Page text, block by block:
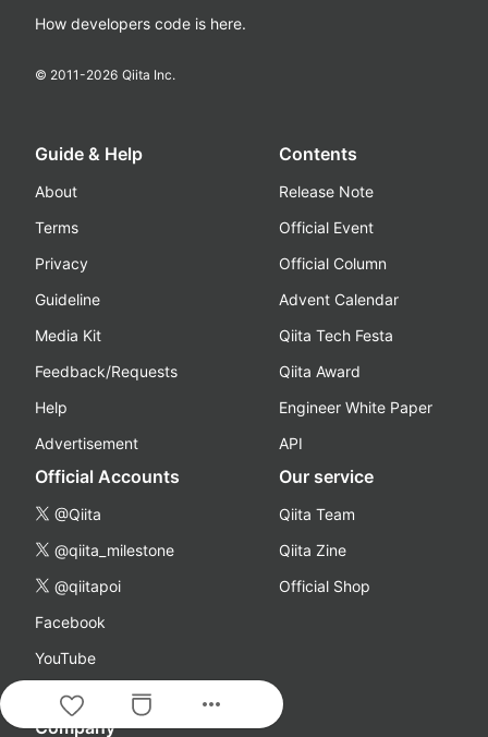
more_horiz
How developers code is here.
© 2011-2026 Qiita Inc.
Guide & Help
About
Terms
Privacy
Guideline
Media Kit
Feedback/Requests
Help
Advertisement
Contents
Release Note
Official Event
Official Column
Advent Calendar
Qiita Tech Festa
Qiita Award
Engineer White Paper
API
Official Accounts
@Qiita
@qiita_milestone
@qiitapoi
Facebook
YouTube
Podcast
Our service
Qiita Team
Qiita Zine
Official Shop
Company